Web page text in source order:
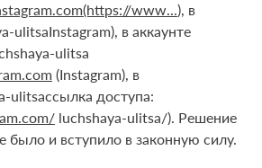
www...), в
ulitsaInstagram), в аккаунте
ulitsa
(Instagram), в
ulitsaссылка доступа:
luchshaya-ulitsa/). Решение
было и вступило в законную силу.